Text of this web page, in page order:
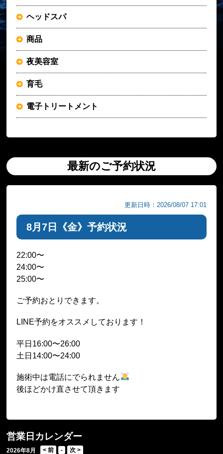
ヘッドスパ
商品
夜美容室
育毛
電子トリートメント
最新のご予約状況
更新日時：2026/08/07 17:01
8月7日《金》予約状況
22:00〜
24:00〜
25:00〜
ご予約おとりできます。
LINE予約をオススメしております！
平日16:00〜26:00
土日14:00〜24:00
施術中は電話にでられません
後ほどかけ直させて頂きます
営業日カレンダー
2026年8月